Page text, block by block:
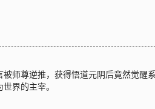
师尊逆推，获得悟道元阴后竟然觉醒
界的主宰。